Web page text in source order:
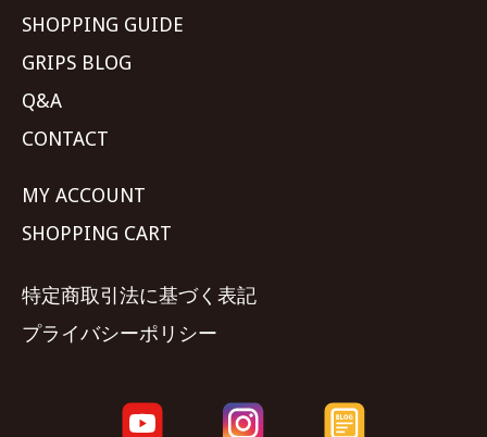
SHOPPING GUIDE
GRIPS BLOG
Q&A
CONTACT
MY ACCOUNT
SHOPPING CART
特定商取引法に基づく表記
プライバシーポリシー